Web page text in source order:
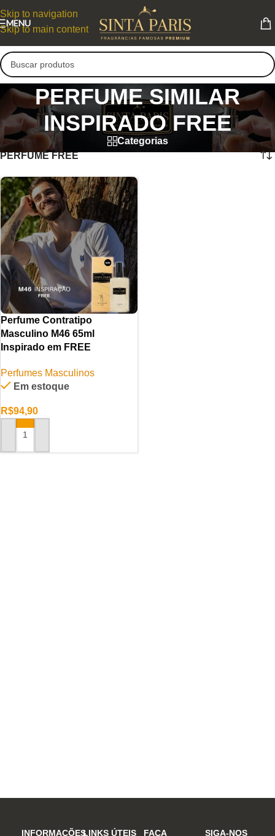
Skip to navigation
Skip to main content
MENU
PERFUME SIMILAR
INSPIRADO FREE
Categorias
PERFUME FREE
Perfume Contratipo
Masculino M46 65ml
Inspirado em FREE
Perfumes Masculinos
Em estoque
R$94,90
ADICIONAR AO CARRINHO
INFORMAÇÕESLINKS ÚTEIS
FAÇA
SIGA-NOS